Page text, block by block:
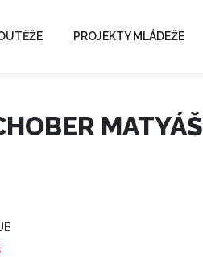
PROJEKTY MLÁDEŽE
MATYÁŠ